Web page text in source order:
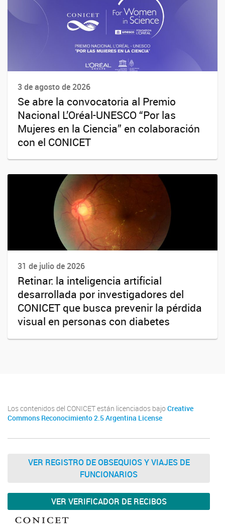
3 de agosto de 2026
Se abre la convocatoria al Premio
Nacional L’Oréal-UNESCO “Por las
Mujeres en la Ciencia” en colaboración
con el CONICET
31 de julio de 2026
Retinar: la inteligencia artificial
desarrollada por investigadores del
CONICET que busca prevenir la pérdida
visual en personas con diabetes
Los contenidos del CONICET están licenciados bajo Creative
Commons Reconocimiento 2.5 Argentina License
VER REGISTRO DE OBSEQUIOS Y VIAJES DE
FUNCIONARIOS
VER VERIFICADOR DE RECIBOS